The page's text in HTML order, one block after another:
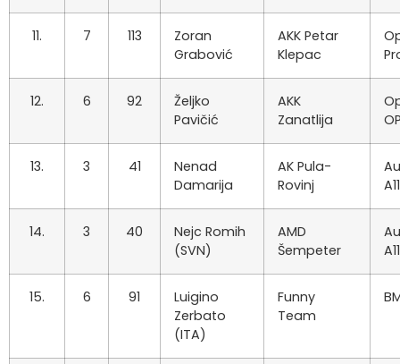
11. 7 113
Zoran
Grabović
AKK Petar
Klepac
12. 6 92
Željko
Pavičić
AKK
Zanatlija
13. 3 41
Nenad
Damarija
AK Pula-
Rovinj
14. 3 40
Nejc Romih
(SVN)
AMD
Šempeter
15. 6 91
Luigino
Zerbato
(ITA)
Funny
Team